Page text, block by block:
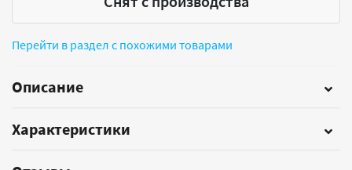
Перейти в раздел с похожими товарами
Описание
Характеристики